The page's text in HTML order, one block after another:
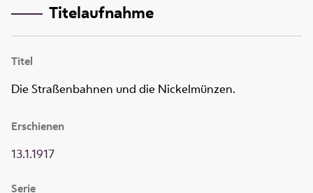
Titelaufnahme
Titel
Die Straßenbahnen und die Nickelmünzen.
Erschienen
13.1.1917
Serie